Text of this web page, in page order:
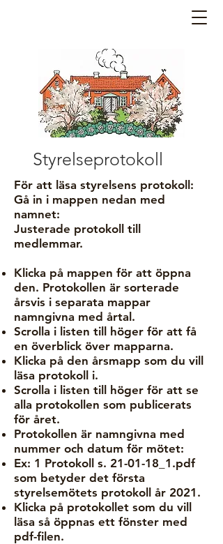
Styrelseprotokoll
För att läsa styrelsens protokoll:
Gå in i mappen nedan med
namnet:
Justerade protokoll till
medlemmar.
Klicka på mappen för att öppna
den. Protokollen är sorterade
årsvis i separata mappar
namngivna med årtal.
Scrolla i listen till höger för att få
en överblick över mapparna.
Klicka på den årsmapp som du vill
läsa protokoll i.
Scrolla i listen till höger för att se
alla protokollen som publicerats
för året.
Protokollen är namngivna med
nummer och datum för mötet:
Ex: 1 Protokoll s. 21-01-18_1.pdf
som betyder det första
styrelsemötets protokoll år 2021.
Klicka på protokollet som du vill
läsa så öppnas ett fönster med
pdf-filen.